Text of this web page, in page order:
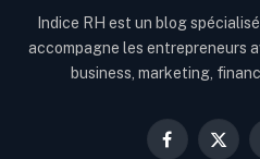
Indice RH est un blog
accompagne les entrepreneurs
business, marketing,
Facebook
X